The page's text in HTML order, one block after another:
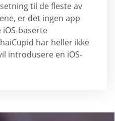
til de fleste av
er det ingen app
baserte
har heller ikke
introdusere en iOS-